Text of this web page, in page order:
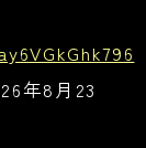
年8月23